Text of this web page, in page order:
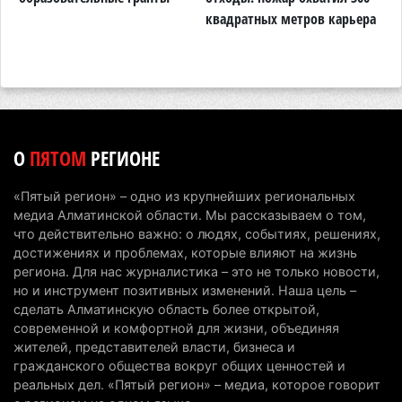
226
первоклассников начнут учить искусственному
6 августа 2026 г. 10:47
Казахстанцы назвали доход, при котором не
считают себя бедными
6 августа 2026 г. 09:52 166
Пожар в Аксайском ущелье под Алматы
полностью ликвидирован спустя три дня
6 августа 2026 г. 08:51 243
квадратных метров карьера
ОПЯТОМ РЕГИОНЕ
«Пятый регион» – одно из крупнейших региональных
медиа Алматинской области. Мы рассказываем о том,
что действительно важно: о людях, событиях, решениях,
достижениях и проблемах, которые влияют на жизнь
региона. Для нас журналистика – это не только новости,
но и инструмент позитивных изменений. Наша цель –
сделать Алматинскую область более открытой,
современной и комфортной для жизни, объединяя
жителей, представителей власти, бизнеса и
гражданского общества вокруг общих ценностей и
реальных дел. «Пятый регион» – медиа, которое говорит